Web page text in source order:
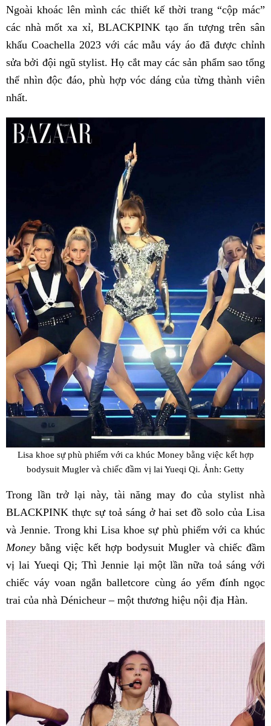
Ngoài khoác lên mình các thiết kế thời trang “cộp mác”
các nhà mốt xa xỉ, BLACKPINK tạo ấn tượng trên sân
khấu Coachella 2023 với các mẫu váy áo đã được chỉnh
sửa bởi đội ngũ stylist. Họ cắt may các sản phẩm sao tổng
thể nhìn độc đáo, phù hợp vóc dáng của từng thành viên
nhất.
Lisa khoe sự phù phiếm với ca khúc Moneybằng việc kết hợp
bodysuit Mugler và chiếc đầm vị lai Yueqi Qi. Ảnh: Getty
Trong lần trở lại này, tài năng may đo của stylist nhà
BLACKPINK thực sự toả sáng ở hai set đồ solo của Lisa
và Jennie. Trong khi Lisa khoe sự phù phiếm với ca khúc
Money bằng việc kết hợp bodysuit Mugler và chiếc đầm
vị lai Yueqi Qi; Thì Jennie lại một lần nữa toả sáng với
chiếc váy voan ngắn balletcore cùng áo yếm đính ngọc
trai của nhà Dénicheur – một thương hiệu nội địa Hàn.